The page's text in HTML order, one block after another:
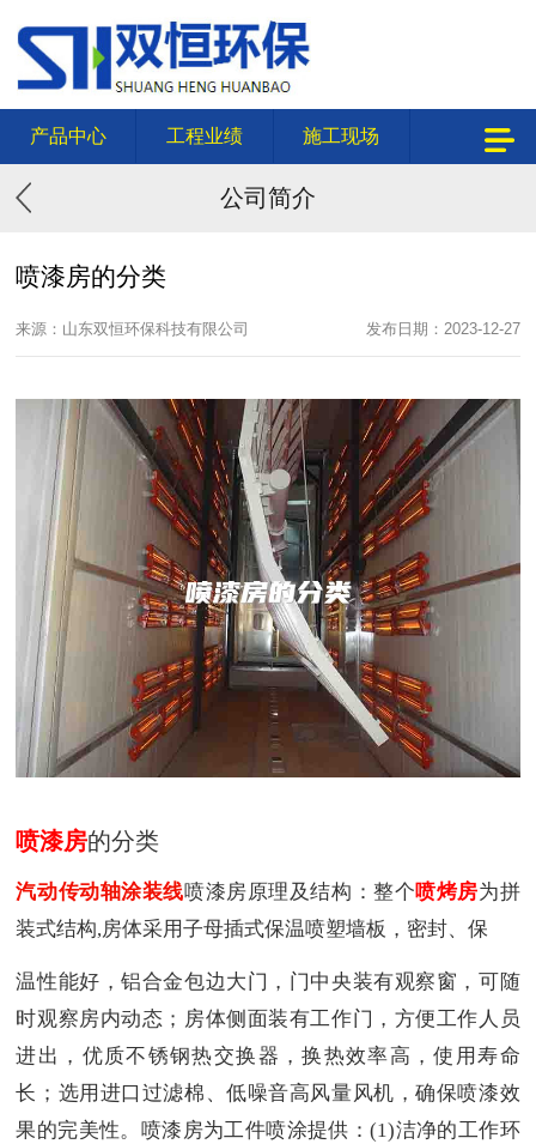
产品中心 工程业绩 施工现场
公司简介
喷漆房的分类
来源：山东双恒环保科技有限公司 发布日期：2023-12-27
喷漆房的分类
汽动传动轴涂装线喷漆房原理及结构：整个喷烤房为拼
装式结构,房体采用子母插式保温喷塑墙板，密封、保
温性能好，铝合金包边大门，门中央装有观察窗，可随
时观察房内动态；房体侧面装有工作门，方便工作人员
进出，优质不锈钢热交换器，换热效率高，使用寿命
长；选用进口过滤棉、低噪音高风量风机，确保喷漆效
果的完美性。喷漆房为工件喷涂提供：(1)洁净的工作环